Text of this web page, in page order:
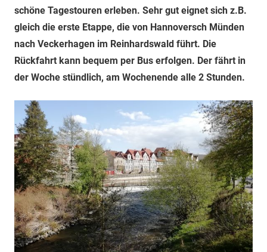
schöne Tagestouren erleben. Sehr gut eignet sich z.B.
gleich die erste Etappe, die von Hannoversch Münden
nach Veckerhagen im Reinhardswald führt. Die
Rückfahrt kann bequem per Bus erfolgen. Der fährt in
der Woche stündlich, am Wochenende alle 2 Stunden.